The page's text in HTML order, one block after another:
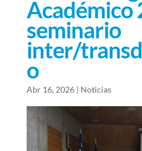
Académico
seminario
inter/
o
Abr 16, 2026| Noticias